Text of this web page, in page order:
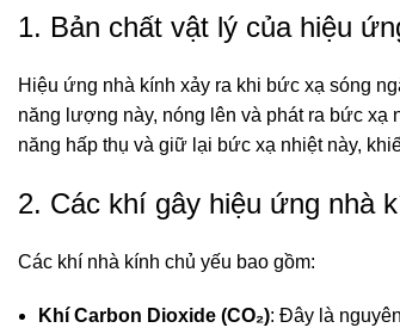
1. Bản chất vật lý của hiệu
Hiệu ứng nhà kính xảy ra khi bức xạ sóng
năng lượng này, nóng lên và phát ra bức xạ
năng hấp thụ và giữ lại bức xạ nhiệt này,
2. Các khí gây hiệu ứng nhà
Các khí nhà kính chủ yếu bao gồm:
Khí Carbon Dioxide (CO₂): Đây là